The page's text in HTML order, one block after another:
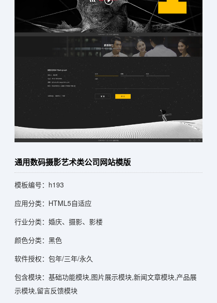
通用数码摄影艺术类公司网站模版
模板编号：h193
应用分类：HTML5自适应
行业分类：婚庆、摄影、影楼
颜色分类：黑色
软件授权：包年/三年/永久
包含模块：基础功能模块,图片展示模块,新闻文章模块,产品展
示模块,留言反馈模块